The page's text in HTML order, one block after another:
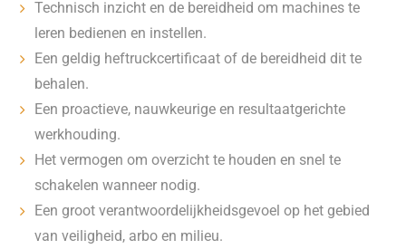
Technisch inzicht en de bereidheid om machines te
leren bedienen en instellen.
Een geldig heftruckcertificaat of de bereidheid dit te
behalen.
Een proactieve, nauwkeurige en resultaatgerichte
werkhouding.
Het vermogen om overzicht te houden en snel te
schakelen wanneer nodig.
Een groot verantwoordelijkheidsgevoel op het gebied
van veiligheid, arbo en milieu.